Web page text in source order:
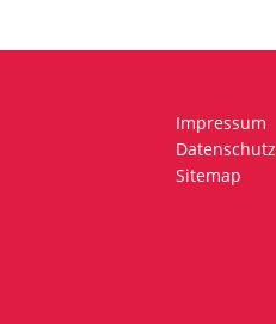
Impressum
Datenschutz
Sitemap